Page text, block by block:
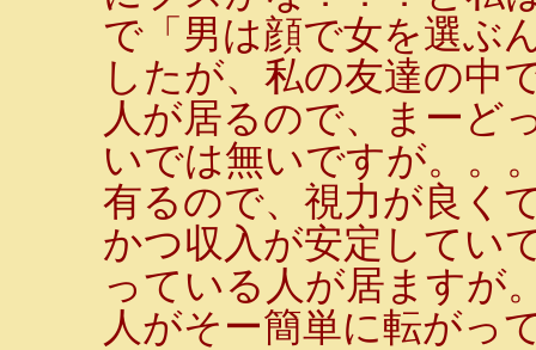
で「男は顔で女を選ぶ
したが、私の友達の中
人が居るので、まーど
いでは無いですが。。
有るので、視力が良く
かつ収入が安定してい
っている人が居ますが
人がそー簡単に転がっ